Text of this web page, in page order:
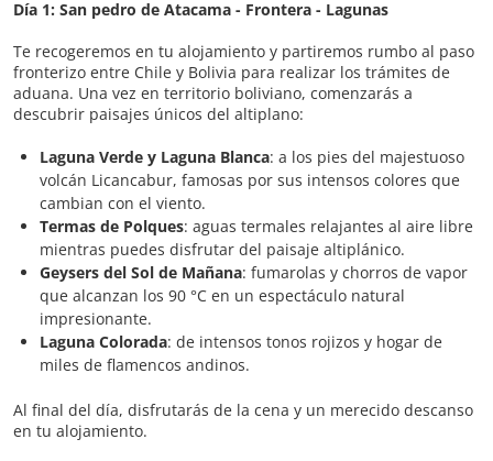
Día 1: San pedro de Atacama - Frontera - Lagunas
Te recogeremos en tu alojamiento y partiremos rumbo al paso
fronterizo entre Chile y Bolivia para realizar los trámites de
aduana. Una vez en territorio boliviano, comenzarás a
descubrir paisajes únicos del altiplano:
Laguna Verde y Laguna Blanca: a los pies del majestuoso
volcán Licancabur, famosas por sus intensos colores que
cambian con el viento.
Termas de Polques: aguas termales relajantes al aire libre
mientras puedes disfrutar del paisaje altiplánico.
Geysers del Sol de Mañana: fumarolas y chorros de vapor
que alcanzan los 90 °C en un espectáculo natural
impresionante.
Laguna Colorada: de intensos tonos rojizos y hogar de
miles de flamencos andinos.
Al final del día, disfrutarás de la cena y un merecido descanso
en tu alojamiento.